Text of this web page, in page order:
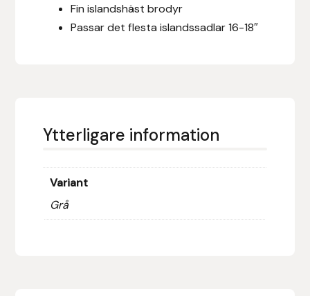
Fin islandshäst brodyr
Passar det flesta islandssadlar 16-18″
Ytterligare information
Variant
Grå
Eric LeTixerant